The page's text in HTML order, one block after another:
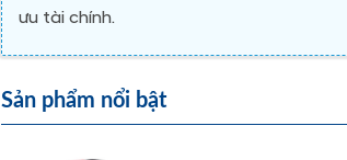
ưu tài chính.
Sản phẩm nổi bật